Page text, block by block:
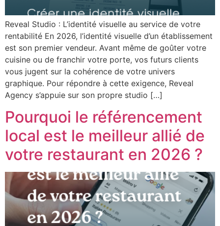
Reveal Studio : L’identité visuelle au service de votre
rentabilité En 2026, l’identité visuelle d’un établissement
est son premier vendeur. Avant même de goûter votre
cuisine ou de franchir votre porte, vos futurs clients
vous jugent sur la cohérence de votre univers
graphique. Pour répondre à cette exigence, Reveal
Agency s’appuie sur son propre studio […]
Pourquoi le référencement
local est le meilleur allié de
votre restaurant en 2026 ?